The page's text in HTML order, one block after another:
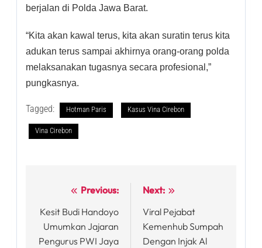
berjalan di Polda Jawa Barat.
“Kita akan kawal terus, kita akan suratin terus kita
adukan terus sampai akhirnya orang-orang polda
melaksanakan tugasnya secara profesional,”
pungkasnya.
Tagged: Hotman Paris Kasus Vina Cirebon
Vina Cirebon
navigation
Previous:
Kesit Budi Handoyo
Umumkan Jajaran
Pengurus PWI Jaya
Next:
Viral Pejabat
Kemenhub Sumpah
Dengan Injak Al